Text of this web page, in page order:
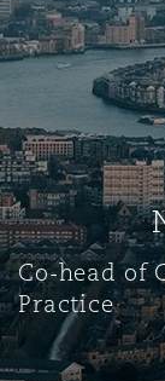
业与咨询
源、海洋与贸易
险和再保险
Code
& Co
议融资
Eco Audit
普敦
累斯萨拉姆
翰内斯堡
罗比 – 联营办公
京
庆
港
西哥城
地亚哥 – 联营办
保罗
罗
拜
达
士顿
加哥
拉斯
尔法斯特
里斯托尔
里
Co-head of
Practice